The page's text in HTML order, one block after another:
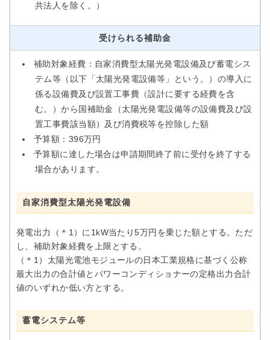
共法人を除く。）
受けられる補助金
補助対象経費：自家消費型太陽光発電設備及び蓄電シス
テム等（以下「太陽光発電設備等」という。）の導入に
係る設備費及び設置工事費（設計に要する経費を含
む。）から国補助金（太陽光発電設備等の設備費及び設
置工事費該当額）及び消費税等を控除した額
予算額：396万円
予算額に達した場合は申請期間終了前に受付を終了する
場合があります。
自家消費型太陽光発電設備
発電出力（＊1）に1kW当たり5万円を乗じた額とする。ただ
し、補助対象経費を上限とする。
（＊1）太陽光電池モジュールの日本工業規格に基づく公称
最大出力の合計値とパワーコンディショナーの定格出力合計
値のいずれか低い方とする。
蓄電システム等